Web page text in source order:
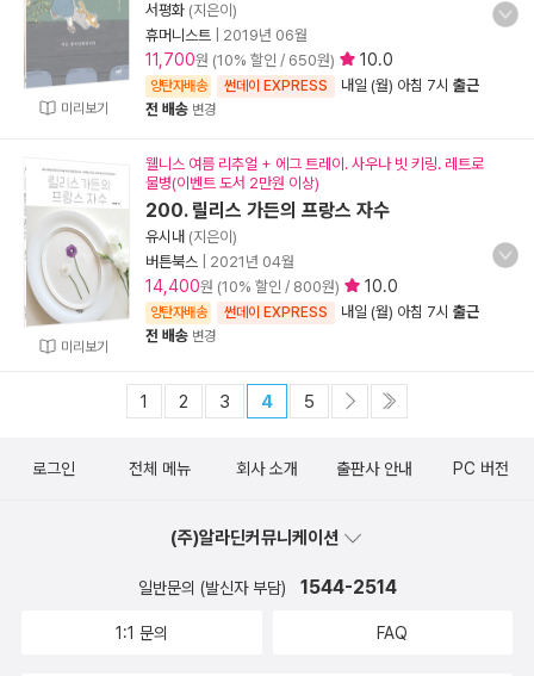
미리보기
서평화 (지은이)
휴머니스트
2019년 06월
11,700원 (10% 할인 / 650원) 10.0
양탄자배송 썬데이 EXPRESS 내일 (월) 아침 7시 출근
전 배송 변경
미리보기
웰니스 여름 리추얼 + 에그 트레이. 사우나 빗 키링. 레트로
물병(이벤트 도서 2만원 이상)
200. 릴리스 가든의 프랑스 자수
유시내 (지은이)
버튼북스
2021년 04월
14,400원 (10% 할인 / 800원) 10.0
양탄자배송 썬데이 EXPRESS 내일 (월) 아침 7시 출근
전 배송 변경
1 2 3 4 5
로그인 전체 메뉴 회사 소개 출판사 안내 PC 버전
(주)알라딘커뮤니케이션
일반문의 (발신자 부담) 1544-2514
1:1 문의 FAQ